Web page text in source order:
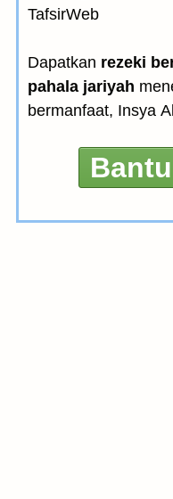
TafsirWeb
Dapatkan rezeki
pahala jariyah
bermanfaat, Insya